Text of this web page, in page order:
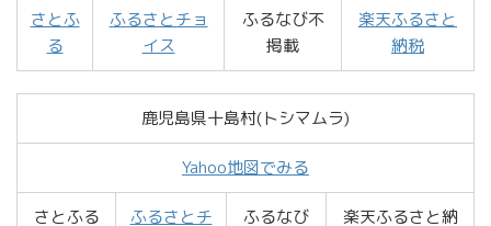
さとふ
る
ふるさとチョ
イス
ふるなび不
掲載
楽天ふるさと
納税
鹿児島県十島村(トシマムラ)
Yahoo地図でみる
さとふる ふるさとチ ふるなび 楽天ふるさと納